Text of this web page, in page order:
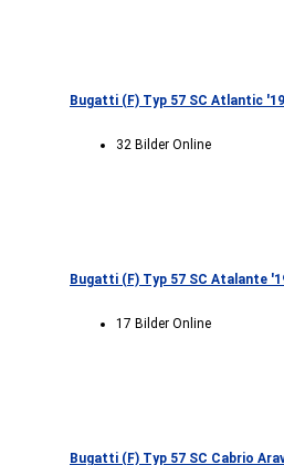
Bugatti (F) Typ 57 SC Atlantic
32 Bilder Online
Bugatti (F) Typ 57 SC Atalante
17 Bilder Online
Bugatti (F) Typ 57 SC Cabrio